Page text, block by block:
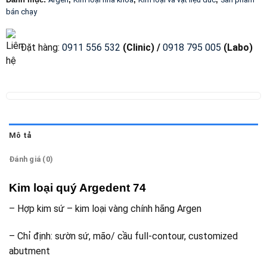
bán chạy
Đặt hàng: 0911 556 532 (Clinic) /0918 795 005 (Labo)
Mô tả
Đánh giá (0)
Kim loại quý Argedent 74
– Hợp kim sứ – kim loại vàng chính hãng Argen
– Chỉ định: sườn sứ, mão/ cầu full-contour, customized
abutment